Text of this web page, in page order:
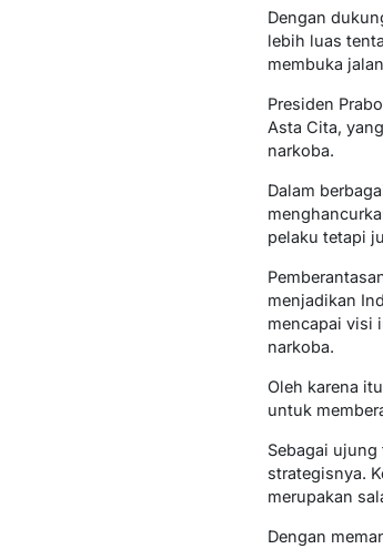
Dengan
lebih luas
membuka
Presiden
Asta Cita,
narkoba.
Dalam
pelaku tetapi
menjadikan
mencapai visi
narkoba.
Oleh karena
untuk
Sebagai
strategisnya.
merupakan
Dengan